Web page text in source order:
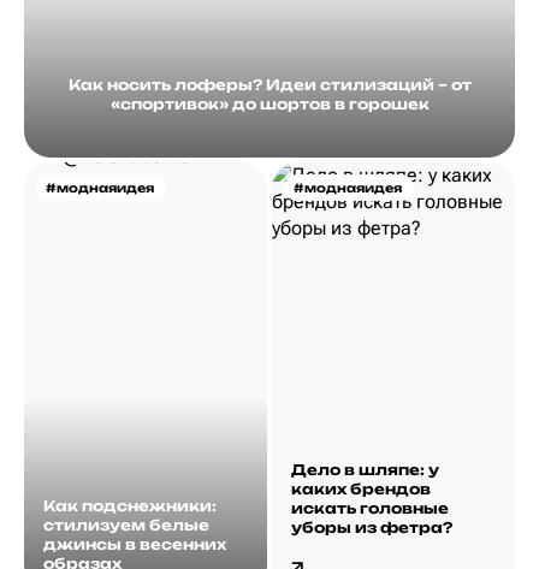
Как носить лоферы? Идеи стилизаций – от
«спортивок» до шортов в горошек
#моднаяидея
Как подснежники:
стилизуем белые
джинсы в весенних
образах
#моднаяидея
Дело в шляпе: у
каких брендов
искать головные
уборы из фетра?